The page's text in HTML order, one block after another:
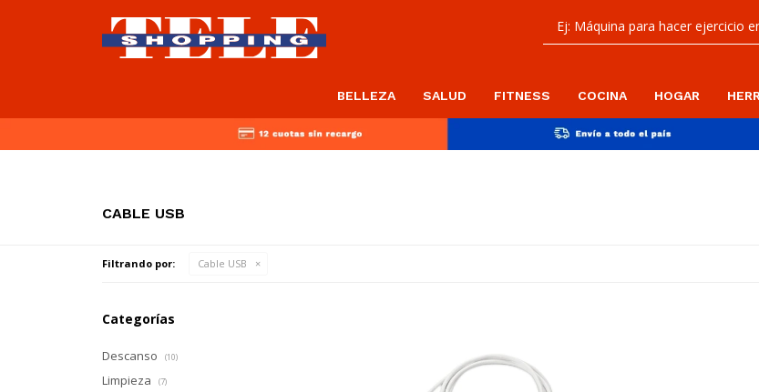
BELLEZA SALUD FITNESS COCINA HOGAR
CABLE USB
Filtrando por: Cable USB
Categorías
Descanso (10)
Limpieza (7)